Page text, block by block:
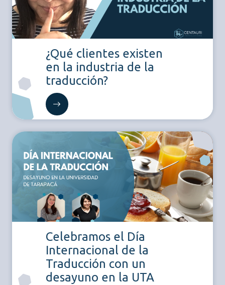
¿Qué clientes existen
en la industria de la
traducción?
Celebramos el Día
Internacional de la
Traducción con un
desayuno en la UTA